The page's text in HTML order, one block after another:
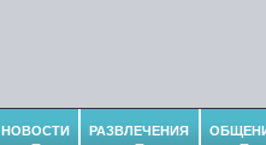
НОВОСТИ РАЗВЛЕЧЕНИЯ